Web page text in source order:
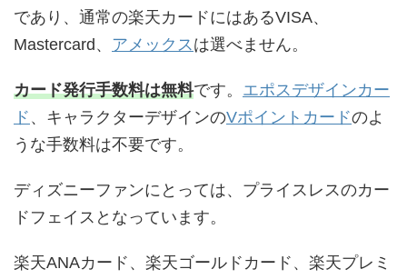
であり、通常の楽天カードにはあるVISA、
Mastercard、 アメックス は選べません。
カード発行手数料は無料です。 エポスデザインカー
ド 、キャラクターデザインのVポイントカードのよ
うな手数料は不要です。
ディズニーファンにとっては、プライスレスのカー
ドフェイスとなっています。
楽天ANAカード、楽天ゴールドカード、楽天プレミ